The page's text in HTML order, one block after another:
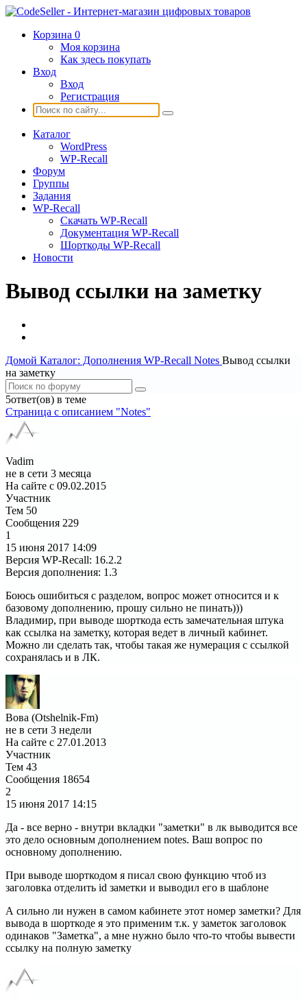
Корзина 0
Моя корзина
Как здесь покупать
Вход
Вход
Регистрация
Каталог
WordPress
WP-Recall
Форум
Группы
Задания
WP-Recall
Скачать WP-Recall
Документация WP-Recall
Шорткоды WP-Recall
Новости
Вывод ссылки на заметку
Домой Каталог: Дополнения WP-Recall Notes Вывод ссылки
на заметку
5ответ(ов) в теме
Страница c описанием "Notes"
Vadim
не в сети 3 месяца
На сайте с 09.02.2015
Участник
Тем 50
Сообщения 229
1
15 июня 2017 14:09
Версия WP-Recall: 16.2.2
Версия дополнения: 1.3
Боюсь ошибиться с разделом, вопрос может относится и к
базовому дополнению, прошу сильно не пинать)))
Владимир, при выводе шорткода есть замечательная штука
как ссылка на заметку, которая ведет в личный кабинет.
Можно ли сделать так, чтобы такая же нумерация с ссылкой
сохранялась и в ЛК.
Вова (Otshelnik-Fm)
не в сети 3 недели
На сайте с 27.01.2013
Участник
Тем 43
Сообщения 18654
2
15 июня 2017 14:15
Да - все верно - внутри вкладки "заметки" в лк выводится все
это дело основным дополнением notes. Ваш вопрос по
основному дополнению.
При выводе шорткодом я писал свою функцию чтоб из
заголовка отделить id заметки и выводил его в шаблоне
А сильно ли нужен в самом кабинете этот номер заметки? Для
вывода в шорткоде я это применим т.к. у заметок заголовок
одинаков "Заметка", а мне нужно было что-то чтобы вывести
ссылку на полную заметку